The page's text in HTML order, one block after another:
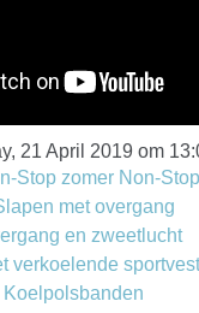
21 April 2019 om
Stop zomer Non-
met overgang
en zweetlucht
verkoelende sportvest
Koelpolsbanden